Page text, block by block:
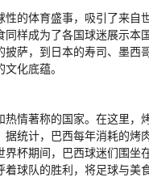
性的体育盛事，吸引了来自
同样成为了各国球迷展示本
披萨，到日本的寿司、墨西
化底蕴。
热情著称的国家。在这里，
据统计，巴西每年消耗的烤
界杯期间，巴西球迷们围坐
球队的胜利，将足球与美